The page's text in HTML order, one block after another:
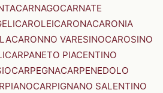
CARNAGOCARNATE
CAROLEICARONACARONIA
CARONNO VARESINOCAROSINO
CARPANETO PIACENTINO
CARPEGNACARPENEDOLO
CARPIGNANO SALENTINO